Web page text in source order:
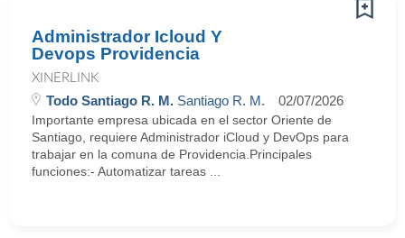
Administrador Icloud Y
Devops Providencia
XINERLINK
Todo Santiago R. M. Santiago R. M. 02/07/2026
Importante empresa ubicada en el sector Oriente de
Santiago, requiere Administrador iCloud y DevOps para
trabajar en la comuna de Providencia.Principales
funciones:- Automatizar tareas ...